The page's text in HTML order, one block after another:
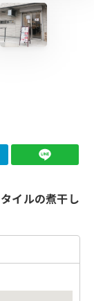
イルの煮干し